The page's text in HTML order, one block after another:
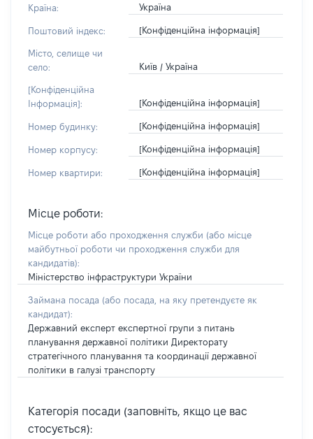
Країна: Україна
Поштовий індекс: [Конфіденційна інформація]
Місто, селище чи
село:
Київ / Україна
[Конфіденційна
Інформація]:
[Конфіденційна інформація]
Номер будинку: [Конфіденційна інформація]
Номер корпусу: [Конфіденційна інформація]
Номер квартири: [Конфіденційна інформація]
Місце роботи:
Місце роботи або проходження служби (або місце
майбутньої роботи чи проходження служби для
кандидатів):
Міністерство інфраструктури України
Займана посада (або посада, на яку претендуєте як
кандидат):
Державний експерт експертної групи з питань
планування державної політики Директорату
стратегічного планування та координації державної
політики в галузі транспорту
Категорія посади (заповніть, якщо це вас
стосується):